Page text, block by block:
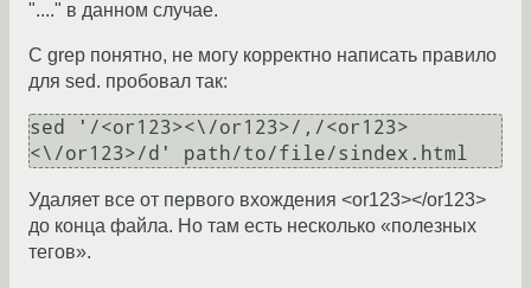
"...." в данном случае.
С grep понятно, не могу корректно написать правило
для sed. пробовал так:
sed '/<or123><\/or123>/,/<or123>
<\/or123>/d' path/to/file/sindex.html
Удаляет все от первого вхождения <or123></or123>
до конца файла. Но там есть несколько «полезных
тегов».